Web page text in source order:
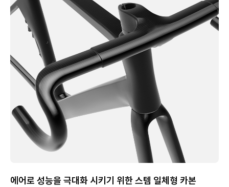
에어로 성능을 극대화 시키기 위한 스템 일체형 카본